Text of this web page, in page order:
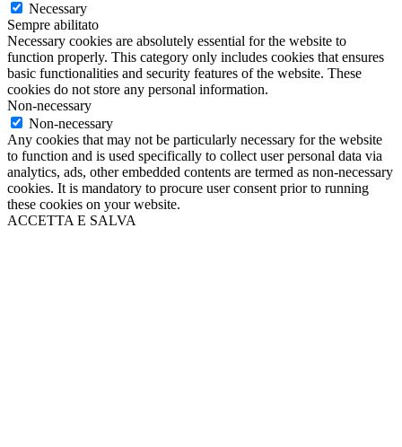
Necessary
Sempre abilitato
Necessary cookies are absolutely essential for the website to
function properly. This category only includes cookies that ensures
basic functionalities and security features of the website. These
cookies do not store any personal information.
Non-necessary
Non-necessary
Any cookies that may not be particularly necessary for the website
to function and is used specifically to collect user personal data via
analytics, ads, other embedded contents are termed as non-necessary
cookies. It is mandatory to procure user consent prior to running
these cookies on your website.
ACCETTA E SALVA